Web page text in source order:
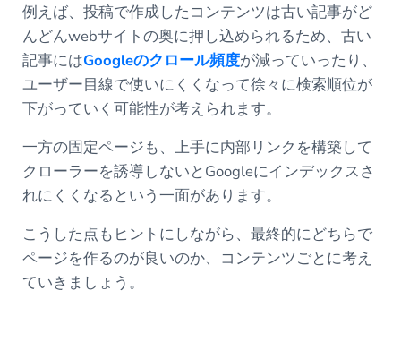
例えば、投稿で作成したコンテンツは古い記事がど
んどんwebサイトの奥に押し込められるため、古い
記事にはGoogleのクロール頻度が減っていったり、
ユーザー目線で使いにくくなって徐々に検索順位が
下がっていく可能性が考えられます。
一方の固定ページも、上手に内部リンクを構築して
クローラーを誘導しないとGoogleにインデックスさ
れにくくなるという一面があります。
こうした点もヒントにしながら、最終的にどちらで
ページを作るのが良いのか、コンテンツごとに考え
ていきましょう。